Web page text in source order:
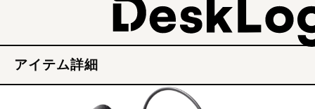
アイテム詳細